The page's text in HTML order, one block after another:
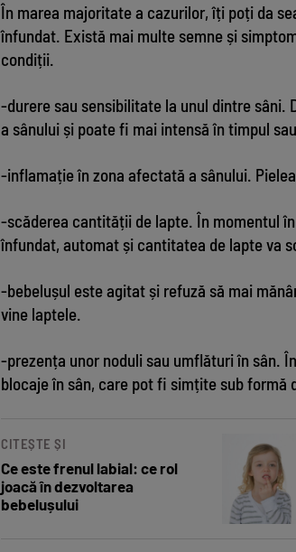
În marea majoritate a cazurilor, îți poți da
înfundat. Există mai multe semne și
condiții.
-durere sau sensibilitate la unul dintre
a sânului și poate fi mai intensă în timpul
-inflamație în zona afectată a sânului.
-scăderea cantității de lapte. În momentul
înfundat, automat și cantitatea de lapte va
-bebelușul este agitat și refuză să mai
vine laptele.
-prezența unor noduli sau umflături în sân.
blocaje în sân, care pot fi simțite sub formă
CITEȘTE ȘI
Ce este frenul labial: ce rol
joacă în dezvoltarea
bebelușului